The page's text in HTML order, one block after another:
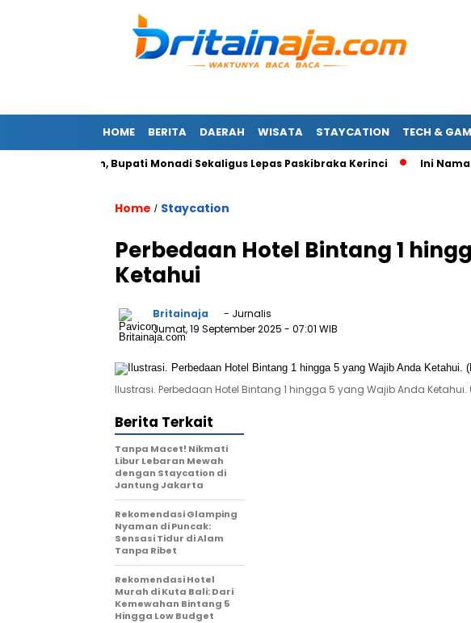
HOME BERITA DAERAH WISATA STAYCATION TECH &
Putih, Bupati Monadi Sekaligus Lepas Paskibraka Kerinci Ini Nama-
Home / Staycation
Perbedaan Hotel Bintang 1
Ketahui
Britainaja
- Jurnalis
Jumat, 19 September 2025 - 07:01 WIB
Ilustrasi. Perbedaan Hotel Bintang 1 hingga 5 yang Wajib Anda Ketahui.
Berita Terkait
Tanpa Macet! Nikmati
Libur Lebaran Mewah
dengan Staycation di
Jantung Jakarta
Rekomendasi Glamping
Nyaman di Puncak:
Sensasi Tidur di Alam
Tanpa Ribet
Rekomendasi Hotel
Murah di Kuta Bali: Dari
Kemewahan Bintang 5
Hingga Low Budget